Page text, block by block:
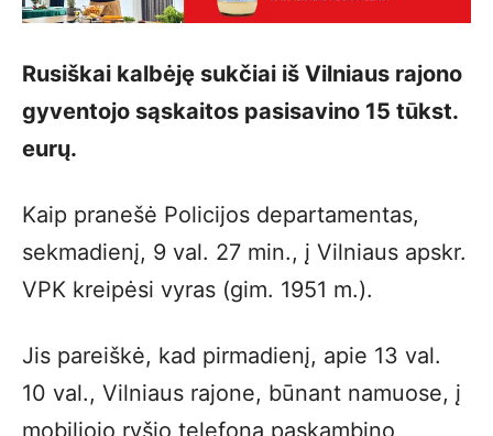
Rusiškai kalbėję sukčiai iš Vilniaus rajono
gyventojo sąskaitos pasisavino 15 tūkst.
eurų.
Kaip pranešė Policijos departamentas,
sekmadienį, 9 val. 27 min., į Vilniaus apskr.
VPK kreipėsi vyras (gim. 1951 m.).
Jis pareiškė, kad pirmadienį, apie 13 val.
10 val., Vilniaus rajone, būnant namuose, į
mobiliojo ryšio telefoną paskambino